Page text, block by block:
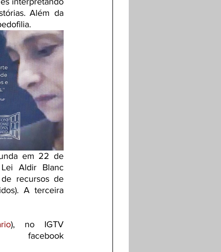
Além da
em 22 de
Aldir Blanc
recursos de
A terceira
), no IGTV